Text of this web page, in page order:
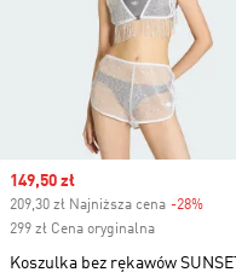
Sale price
149,50 zł
209,30 zł Najniższa cena -28%
299 zł Cena oryginalna
Koszulka bez rękawów SUNSET